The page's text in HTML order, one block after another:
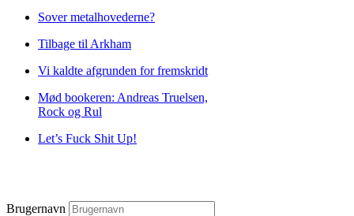
Sover metalhovederne?
Tilbage til Arkham
Vi kaldte afgrunden for fremskridt
Mød bookeren: Andreas Truelsen,
Rock og Rul
Let’s Fuck Shit Up!
Brugernavn